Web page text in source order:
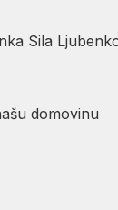
Sila
domovinu